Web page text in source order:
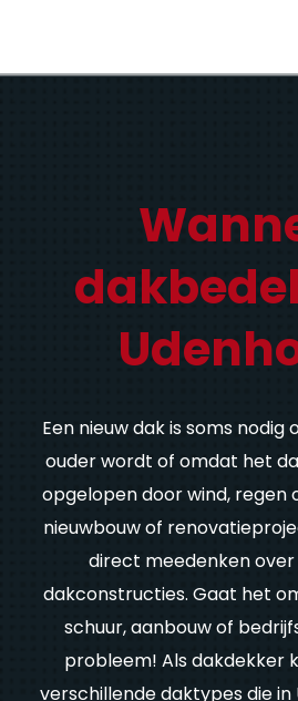
Een nieuw dak is soms nodig
ouder wordt of omdat het
opgelopen door wind, regen
nieuwbouw of
direct meedenken
dakconstructies. Gaat het
schuur, aanbouw of
probleem! Als dakdekker
verschillende daktypes die in